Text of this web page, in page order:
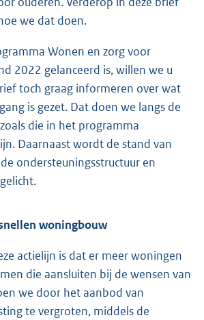
we dat doen.
Wonen en zorg voor
2022 gelanceerd is, willen we u
toch graag informeren over wat
is gezet. Dat doen we langs de
die in het programma
Daarnaast wordt de stand van
ondersteuningsstructuur en
woningbouw
actielijn is dat er meer woningen
die aansluiten bij de wensen van
we door het aanbod van
te vergroten, middels de